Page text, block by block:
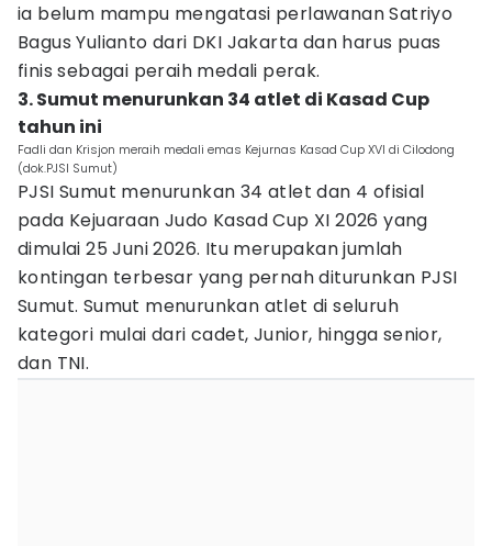
ia belum mampu mengatasi perlawanan Satriyo
Bagus Yulianto dari DKI Jakarta dan harus puas
finis sebagai peraih medali perak.
3. Sumut menurunkan 34 atlet di Kasad Cup
tahun ini
Fadli dan Krisjon meraih medali emas Kejurnas Kasad Cup XVI di Cilodong
(dok.PJSI Sumut)
PJSI Sumut menurunkan 34 atlet dan 4 ofisial
pada Kejuaraan Judo Kasad Cup XI 2026 yang
dimulai 25 Juni 2026. Itu merupakan jumlah
kontingan terbesar yang pernah diturunkan PJSI
Sumut. Sumut menurunkan atlet di seluruh
kategori mulai dari cadet, Junior, hingga senior,
dan TNI.